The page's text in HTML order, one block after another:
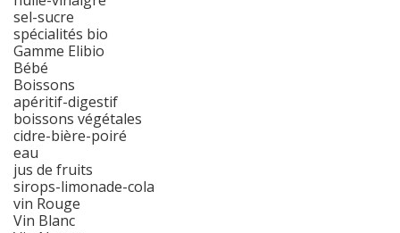
sel-sucre
spécialités bio
Gamme Elibio
Bébé
Boissons
apéritif-digestif
boissons végétales
cidre-bière-poiré
eau
jus de fruits
sirops-limonade-cola
vin Rouge
Vin Blanc